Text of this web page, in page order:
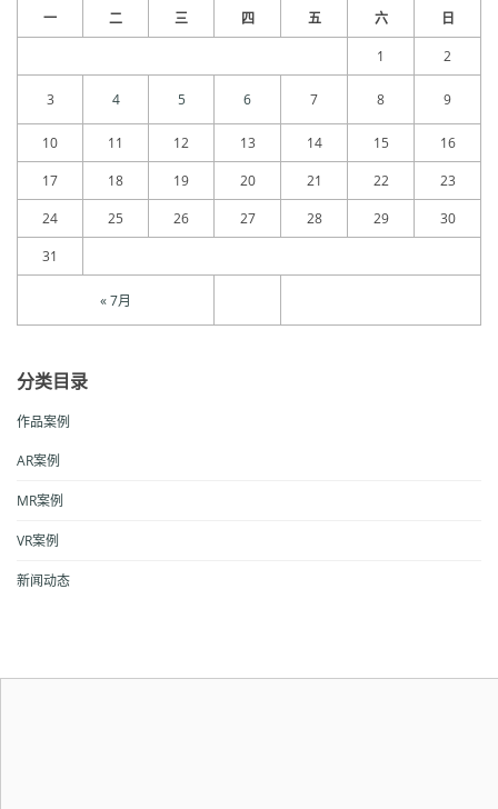
一 二 三 四 五 六 日
« 7月
1 2
3 4 5 6 7 8 9
10 11 12 13 14 15
16
17
18 19 20 21 22
23
24
25 26 27 28 29
30
31
分类目录
作品案例
AR案例
MR案例
VR案例
新闻动态